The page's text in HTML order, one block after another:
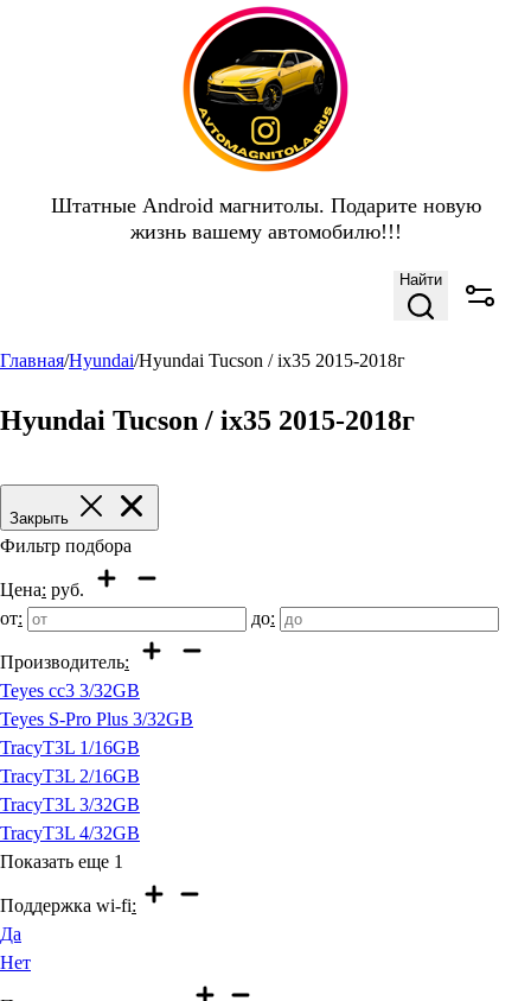
Штатные Android магнитолы. Подарите новую
жизнь вашему автомобилю!!!
Найти
Главная/Hyundai/Hyundai Tucson / ix35 2015-2018г
Hyundai Tucson / ix35 2015-2018г
Закрыть
Фильтр подбора
Цена: руб.
от: до:
Производитель:
Teyes cc3 3/32GB
Teyes S-Pro Plus 3/32GB
TracyT3L 1/16GB
TracyT3L 2/16GB
TracyT3L 3/32GB
TracyT3L 4/32GB
Показать еще 1
Поддержка wi-fi:
Да
Нет